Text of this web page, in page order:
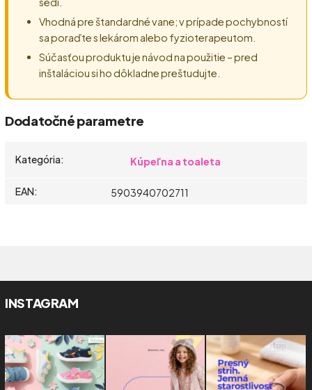
Vhodná pre štandardné vane; v prípade pochybností
sa poraďte s lekárom alebo fyzioterapeutom.
Súčasťou produktu je návod na použitie – pred
inštaláciou si ho dôkladne preštudujte.
Dodatočné parametre
Kategória: Kúpeľna a toaleta
EAN: 5903940702711
INSTAGRAM